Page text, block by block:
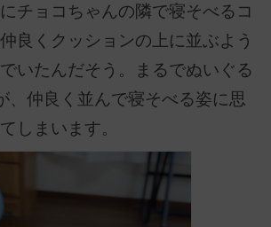
チョコちゃんの隣で寝そべるコ
良くクッションの上に並ぶよう
いたんだそう。まるでぬいぐる
、仲良く並んで寝そべる姿に思
しまいます。